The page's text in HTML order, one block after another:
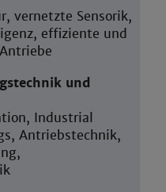
vernetzte Sensorik,
effiziente und
und
Industrial
Antriebstechnik,